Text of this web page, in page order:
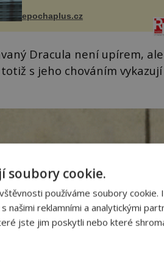
i ztrátou života. Dnes
nepochopiteln...
epochaplus.cz
Dracula není upírem, ale
s jeho chováním vykazují
soubory cookie.
používáme soubory cookie.
našimi reklamními a analytickými
jste jim poskytli nebo které